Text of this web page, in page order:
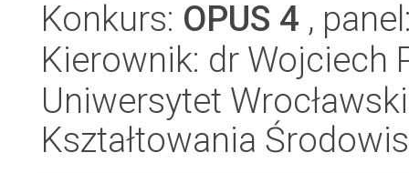
Konkurs: OPUS 4 ,
Kierownik: dr Wojciech
Uniwersytet
Kształtowania